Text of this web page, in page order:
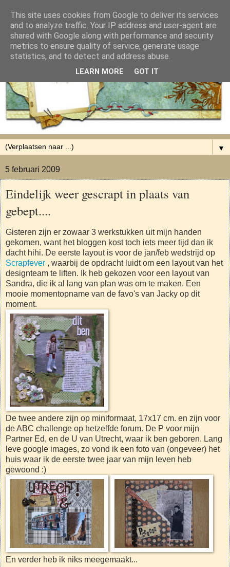
▼
5 februari 2009
Eindelijk weer gescrapt in plaats van
gebept....
Gisteren zijn er zowaar 3 werkstukken uit mijn handen
gekomen, want het bloggen kost toch iets meer tijd dan ik
dacht hihi. De eerste layout is voor de jan/feb wedstrijd op
Scrapfever , waarbij de opdracht luidt om een layout van het
designteam te liften. Ik heb gekozen voor een layout van
Sandra, die ik al lang van plan was om te maken. Een
mooie momentopname van de favo's van Jacky op dit
moment.
De twee andere zijn op miniformaat, 17x17 cm. en zijn voor
de ABC challenge op hetzelfde forum. De P voor mijn
Partner Ed, en de U van Utrecht, waar ik ben geboren. Lang
leve google images, zo vond ik een foto van (ongeveer) het
huis waar ik de eerste twee jaar van mijn leven heb
gewoond :)
En verder heb ik niks meegemaakt...
This site uses cookies from Google to deliver its services
and to analyze traffic. Your IP address and user-agent are
shared with Google along with performance and security
metrics to ensure quality of service, generate usage
statistics, and to detect and address abuse.
LEARN MORE GOT IT